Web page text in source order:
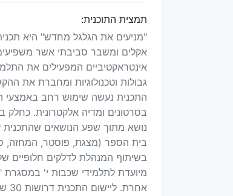
תמצית התוכנית:
"מניעים את הגלגל מחדש" היא תכנית
אינטראקטיביים המפעילים את
גבולות וטכנולוגיות ומחברת את
התכנית נעשה שימוש רחב באמצעי
בסרטונים ומדיה אלקטרונית.
נושא מתוך שפע הנושאים שהתכנית
בית הספר (מצגת, פוסטר, המחזה,
בשיתוף המנהלת לדלקים
מיועדת לתלמידי שכבות י'